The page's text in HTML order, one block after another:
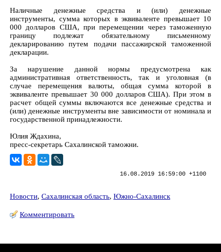
Наличные денежные средства и (или) денежные
инструменты, сумма которых в эквиваленте превышает 10
000 долларов США, при перемещении через таможенную
границу подлежат обязательному письменному
декларированию путем подачи пассажирской таможенной
декларации.
За нарушение данной нормы предусмотрена как
административная ответственность, так и уголовная (в
случае перемещения валюты, общая сумма которой в
эквиваленте превышает 30 000 долларов США). При этом в
расчет общей суммы включаются все денежные средства и
(или) денежные инструменты вне зависимости от номинала и
государственной принадлежности.
Юлия Ждахина,
пресс-секретарь Сахалинской таможни.
16.08.2019 16:59:00 +1100
Новости, Сахалинская область, Южно-Сахалинск
Комментировать